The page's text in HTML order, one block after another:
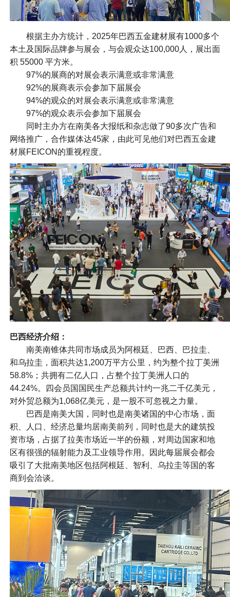
根据主办方统计，2025年巴西五金建材展有1000多个
本土及国际品牌参与展会，与会观众达100,000人，展出面
积 55000 平方米。
97%的展商的对展会表示满意或非常满意
92%的展商表示会参加下届展会
94%的观众的对展会表示满意或非常满意
97%的观众表示会参加下届展会
同时主办方在南美各大报纸和杂志做了90多次广告和
网络推广，合作媒体达45家，由此可见他们对巴西五金建
材展FEICON的重视程度。
巴西经济介绍：
南美南锥体共同市场成员为阿根廷、巴西、巴拉圭、
和乌拉圭，面积共达1,200万平方公里，约为整个拉丁美洲
58.8%；共拥有二亿人口，占整个拉丁美洲人口的
44.24%。四会员国国民生产总额共计约一兆二千亿美元，
对外贸总额为1,068亿美元，是一股不可忽视之力量。
巴西是南美大国，同时也是南美诸国的中心市场，面
积、人口、经济总量均居南美前列，同时也是大的建筑投
资市场，占据了拉美市场近一半的份额，对周边国家和地
区有很强的辐射能力及工业领导作用。因此每届展会都会
吸引了大批南美地区包括阿根廷、智利、乌拉圭等国的客
商到会洽谈。